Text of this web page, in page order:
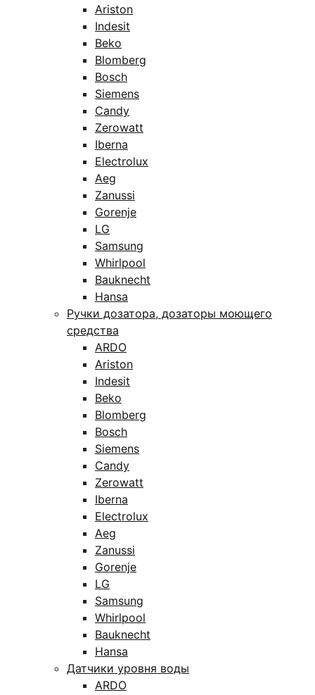
Ariston
Indesit
Beko
Blomberg
Bosch
Siemens
Candy
Zerowatt
Iberna
Electrolux
Aeg
Zanussi
Gorenje
LG
Samsung
Whirlpool
Bauknecht
Hansa
Ручки дозатора, дозаторы моющего
средства
ARDO
Ariston
Indesit
Beko
Blomberg
Bosch
Siemens
Candy
Zerowatt
Iberna
Electrolux
Aeg
Zanussi
Gorenje
LG
Samsung
Whirlpool
Bauknecht
Hansa
Датчики уровня воды
ARDO